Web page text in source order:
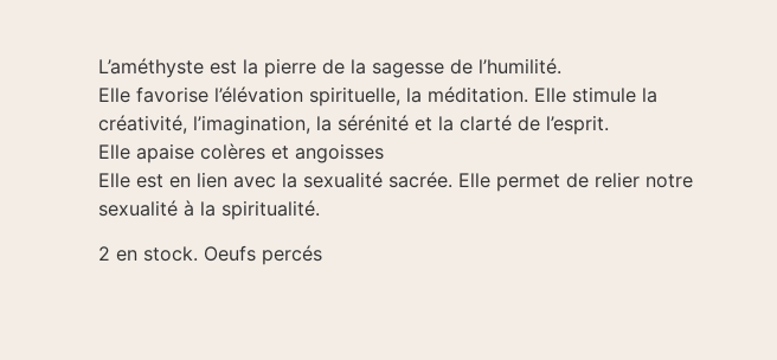
L’améthyste est la pierre de la sagesse de l’humilité.
Elle favorise l’élévation spirituelle, la méditation. Elle stimule la
créativité, l’imagination, la sérénité et la clarté de l’esprit.
Elle apaise colères et angoisses
Elle est en lien avec la sexualité sacrée. Elle permet de relier notre
sexualité à la spiritualité.
2 en stock. Oeufs percés